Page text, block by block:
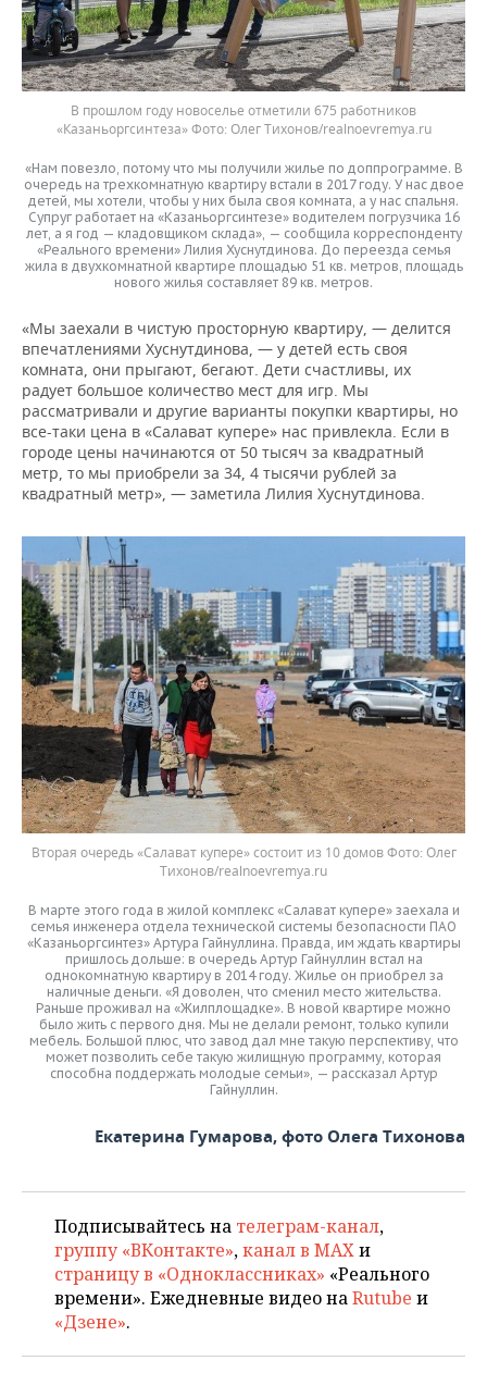
В прошлом году новоселье отметили 675 работников
«Казаньоргсинтеза»
Олег Тихонов/realnoevremya.ru
«Нам повезло, потому что мы получили жилье по доппрограмме. В
очередь на трехкомнатную квартиру встали в 2017 году. У нас двое
детей, мы хотели, чтобы у них была своя комната, а у нас спальня.
Супруг работает на «Казаньоргсинтезе» водителем погрузчика 16
лет, а я год — кладовщиком склада», — сообщила корреспонденту
«Реального времени» Лилия Хуснутдинова. До переезда семья
жила в двухкомнатной квартире площадью 51 кв. метров, площадь
нового жилья составляет 89 кв. метров.
«Мы заехали в чистую просторную квартиру, — делится
впечатлениями Хуснутдинова, — у детей есть своя
комната, они прыгают, бегают. Дети счастливы, их
радует большое количество мест для игр. Мы
рассматривали и другие варианты покупки квартиры, но
все-таки цена в «Салават купере» нас привлекла. Если в
городе цены начинаются от 50 тысяч за квадратный
метр, то мы приобрели за 34, 4 тысячи рублей за
квадратный метр», — заметила Лилия Хуснутдинова.
Вторая очередь «Салават купере» состоит из 10 домов
Олег
Тихонов/realnoevremya.ru
В марте этого года в жилой комплекс «Салават купере» заехала и
семья инженера отдела технической системы безопасности ПАО
«Казаньоргсинтез» Артура Гайнуллина. Правда, им ждать квартиры
пришлось дольше: в очередь Артур Гайнуллин встал на
однокомнатную квартиру в 2014 году. Жилье он приобрел за
наличные деньги. «Я доволен, что сменил место жительства.
Раньше проживал на «Жилплощадке». В новой квартире можно
было жить с первого дня. Мы не делали ремонт, только купили
мебель. Большой плюс, что завод дал мне такую перспективу, что
может позволить себе такую жилищную программу, которая
способна поддержать молодые семьи», — рассказал Артур
Гайнуллин.
Екатерина Гумарова, фото Олега Тихонова
Подписывайтесь на телеграм-канал,
группу «ВКонтакте»,канал в MAXи
страницу в «Одноклассниках» «Реального
времени». Ежедневные видео наRutube и
«Дзене».